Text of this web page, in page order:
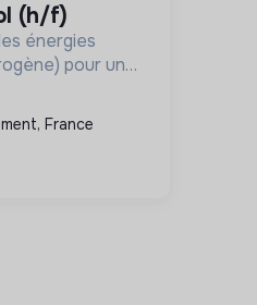
(h/f)
énergies
pour une
en innovant
France